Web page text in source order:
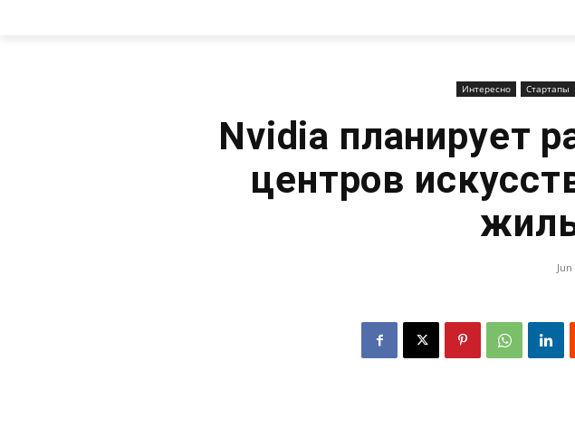
Интересно Стартапы
Nvidia планирует
центров